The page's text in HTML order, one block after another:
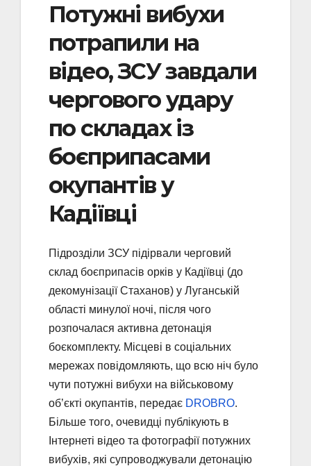
Потужні вибухи
потрапили на
відео, ЗСУ завдали
чергового удару
по складах із
боєприпасами
окупантів у
Кадіївці
Підрозділи ЗСУ підірвали черговий
склад боєприпасів орків у Кадіївці (до
декомунізації Стаханов) у Луганській
області минулої ночі, після чого
розпочалася активна детонація
боєкомплекту. Місцеві в соціальних
мережах повідомляють, що всю ніч було
чути потужні вибухи на військовому
об’єкті окупантів, передає DROBRO.
Більше того, очевидці публікують в
Інтернеті відео та фотографії потужних
вибухів, які супроводжували детонацію